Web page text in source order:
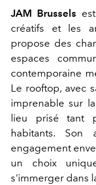
JAM Brussels
créatifs et les
propose des
espaces
contemporaine
Le rooftop, avec
imprenable sur
lieu prisé tant
habitants. Son
engagement
un choix
s'immerger dans